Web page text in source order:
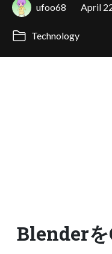
ufoo68 April
Technology
Blender